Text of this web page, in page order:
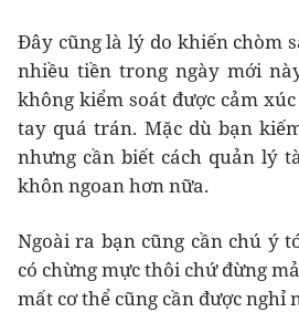
Đây cũng là lý do khiến chòm
nhiều tiền trong ngày mới
không kiểm soát được cảm
tay quá trán. Mặc dù bạn
nhưng cần biết cách quản lý
khôn ngoan hơn nữa.
Ngoài ra bạn cũng cần chú ý
có chừng mực thôi chứ đừng
mất cơ thể cũng cần được nghỉ